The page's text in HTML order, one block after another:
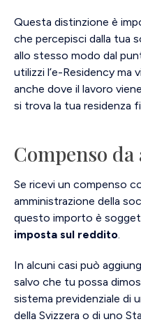
Questa distinzione è
che percepisci dalla tua
allo stesso modo dal
utilizzi l’e-Residency ma
anche dove il lavoro
si trova la tua residenza
Compenso
Se ricevi un compenso
amministrazione della
questo importo è
imposta sul reddito
In alcuni casi può
salvo che tu possa
sistema previdenziale di
della Svizzera o di uno